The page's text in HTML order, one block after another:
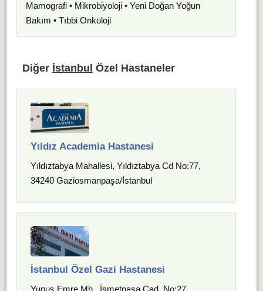
Mamografi • Mikrobiyoloji • Yeni Doğan Yoğun
Bakım • Tıbbi Onkoloji
Diğer İstanbul Özel Hastaneler
Yıldız Academia Hastanesi
Yıldıztabya Mahallesi, Yıldıztabya Cd No:77,
34240 Gaziosmanpaşa/İstanbul
İstanbul Özel Gazi Hastanesi
Yunus Emre Mh., İsmetpaşa Cad. No:27,